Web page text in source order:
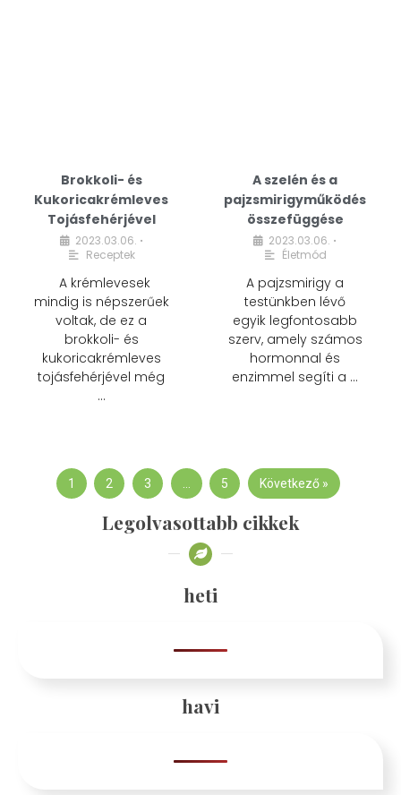
Brokkoli- és
Kukoricakrémleves
Tojásfehérjével
2023.03.06. •
Receptek
A krémlevesek
mindig is népszerűek
voltak, de ez a
brokkoli- és
kukoricakrémleves
tojásfehérjével még
…
A szelén és a
pajzsmirigyműködés
összefüggése
2023.03.06. •
Életmód
A pajzsmirigy a
testünkben lévő
egyik legfontosabb
szerv, amely számos
hormonnal és
enzimmel segíti a …
1 2 3 … 5 Következő »
Legolvasottabb cikkek
heti
havi